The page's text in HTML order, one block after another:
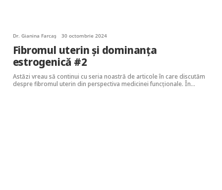
Dr. Gianina Farcaș 30 octombrie 2024
Fibromul uterin și dominanța
estrogenică #2
Astăzi vreau să continui cu seria noastră de articole în care discutăm
despre fibromul uterin din perspectiva medicinei funcționale. În…